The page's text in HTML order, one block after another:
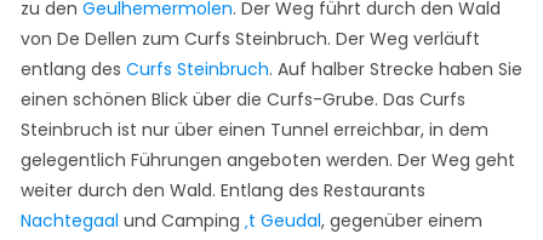
zu den Geulhemermolen. Der Weg führt durch den Wald
von De Dellen zum Curfs Steinbruch. Der Weg verläuft
entlang des Curfs Steinbruch. Auf halber Strecke haben Sie
einen schönen Blick über die Curfs-Grube. Das Curfs
Steinbruch ist nur über einen Tunnel erreichbar, in dem
gelegentlich Führungen angeboten werden. Der Weg geht
weiter durch den Wald. Entlang des Restaurants
Nachtegaal und Camping ‚t Geudal, gegenüber einem